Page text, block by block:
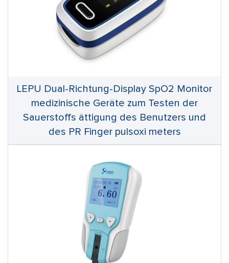
LEPU Dual-Richtung-Display SpO2 Monitor
medizinische Geräte zum Testen der
Sauerstoffs ättigung des Benutzers und
des PR Finger pulsoxi meters